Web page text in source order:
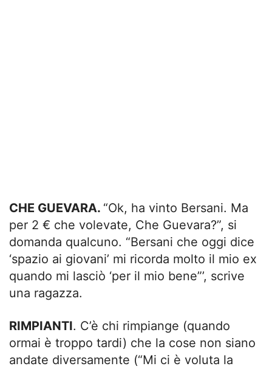
CHE GUEVARA. “Ok, ha vinto Bersani. Ma
per 2 € che volevate, Che Guevara?”, si
domanda qualcuno. “Bersani che oggi dice
‘spazio ai giovani’ mi ricorda molto il mio ex
quando mi lasciò ‘per il mio bene”’, scrive
una ragazza.
RIMPIANTI. C’è chi rimpiange (quando
ormai è troppo tardi) che la cose non siano
andate diversamente (“Mi ci è voluta la